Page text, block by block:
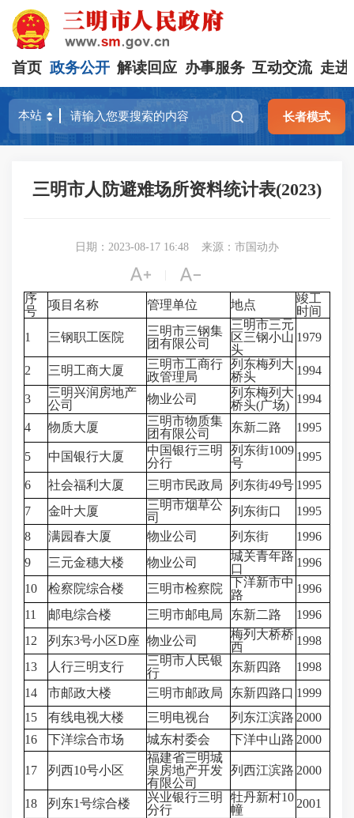
首页 政务公开 解读回应 办事服务 互动交流 走进
长者模式
三明市人防避难场所资料统计表(2023)
日期：2023-08-17 16:48 来源：市国动办
 
序
号
项目名称 管理单位 地点
竣工
时间
1
三钢职工医院
三明市三钢集
团有限公司
三明市三元
区三钢小山
头
1979
2 三明工商大厦
三明市工商行
政管理局
列东梅列大
桥头
1994
3
三明兴润房地产
公司
物业公司
列东梅列大
桥头(广场) 1994
4 物质大厦
三明市物质集
团有限公司
东新二路 1995
5 中国银行大厦
中国银行三明
分行
列东街1009
号
1995
6 社会福利大厦 三明市民政局 列东街49号 1995
7
金叶大厦
三明市烟草公
司
列东街口
1995
8
满园春大厦 物业公司 列东街
1996
9
三元金穗大楼 物业公司
城关青年路
口
1996
10
检察院综合楼 三明市检察院
下洋新市中
路
1996
11
邮电综合楼 三明市邮电局 东新二路
1996
12
列东3号小区D座 物业公司
梅列大桥桥
西
1998
13
人行三明支行
三明市人民银
行
东新四路
1998
14
市邮政大楼 三明市邮政局 东新四路口 1999
15
有线电视大楼 三明电视台 列东江滨路 2000
16
下洋综合市场 城东村委会 下洋中山路 2000
17 列西10号小区
福建省三明城
泉房地产开发
有限公司
列西江滨路 2000
18 列东1号综合楼
兴业银行三明
分行
牡丹新村10
幢
2001